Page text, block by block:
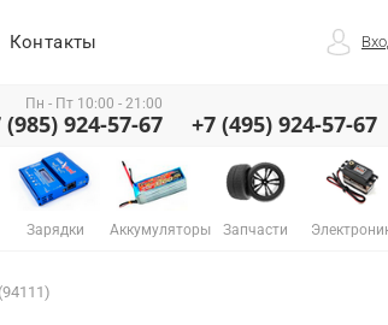
Контакты
Пн - Пт 10:00 - 21:00
(985) 924-57-67 +7 (495) 924-57-67
Зарядки Аккумуляторы Запчасти